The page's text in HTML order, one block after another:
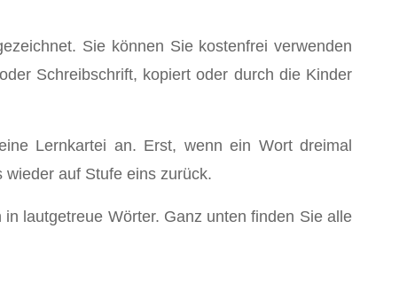
Sie können Sie kostenfrei verwenden
Schreibschrift, kopiert oder durch die Kinder
Lernkartei an. Erst, wenn ein Wort dreimal
auf Stufe eins zurück.
lautgetreue Wörter. Ganz unten finden Sie alle